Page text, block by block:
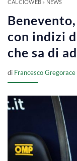
CALCIOWEB» NEWS
con indizi
che sa di
di Francesco Gregorace